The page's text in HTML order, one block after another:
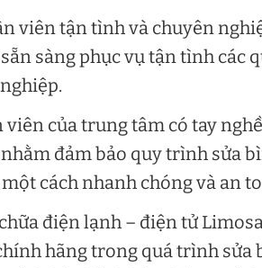
viên tận tình và chuyên
sàng phục vụ tận tình các
của trung tâm có tay
đảm bảo quy trình sửa
cách nhanh chóng và an
điện lạnh – điện tử
hãng trong quá trình sửa